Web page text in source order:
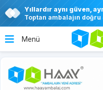
Yıllardır aynı güven,
Toptan ambalajın doğru